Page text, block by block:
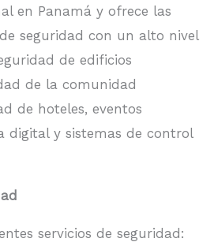
en Panamá y ofrece las
seguridad con un alto nivel
de edificios
de la comunidad
de hoteles, eventos
digital y sistemas de control
servicios de seguridad: